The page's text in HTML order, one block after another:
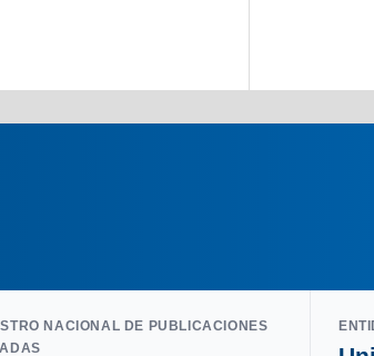
NACIONAL DE PUBLICACIONES